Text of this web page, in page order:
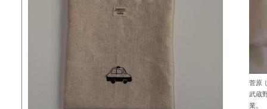
菅原
武蔵
業。